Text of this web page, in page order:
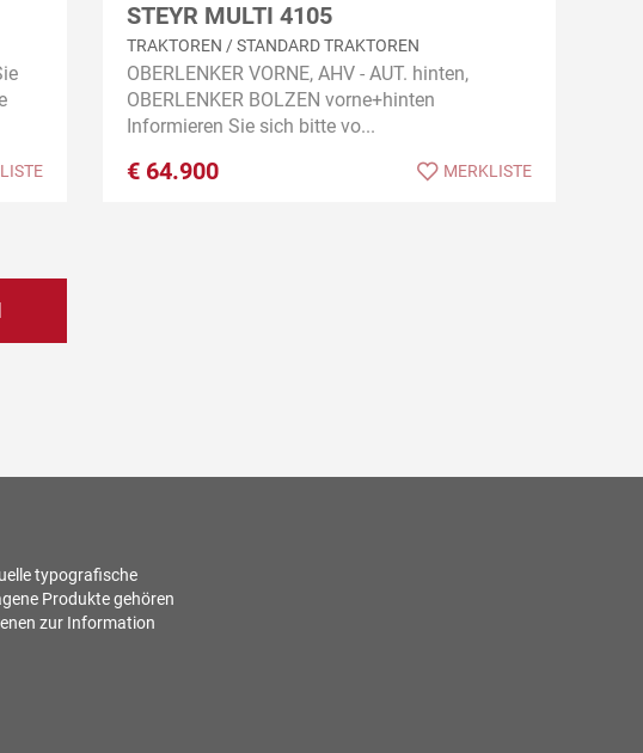
STEYR MULTI 4105
TRAKTOREN / STANDARD TRAKTOREN
OBERLENKER VORNE, AHV - AUT. hinten,
OBERLENKER BOLZEN vorne+hinten
Informieren Sie sich bitte vo...
€ 64.900 MERKLISTE
typografische
Produkte gehören
zur Information